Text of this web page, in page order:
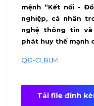
mệnh “Kết nối -
nghiệp, cá nhân
nghệ thông tin
phát huy thế mạnh
QĐ-CLBLM
Tải file đính